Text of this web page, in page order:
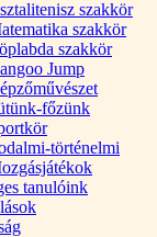
szakkör
szakkör
szakkör
Jump
főzünk
történelmi
tanulóink